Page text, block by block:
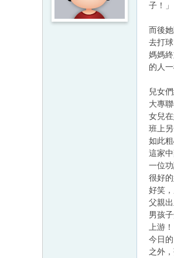
子！」
而後
去打
媽媽
的人
兒女
大專
女兒
班上
如此
這家
一位
很好
好笑
父親
男孩
上游！
今日
之外